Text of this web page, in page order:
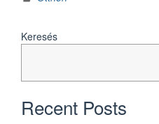
Keresés
Recent Posts